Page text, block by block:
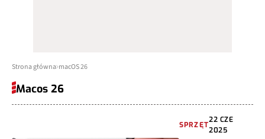
Strona główna macOS 26
Macos 26
SPRZĘT
22 CZE
2025